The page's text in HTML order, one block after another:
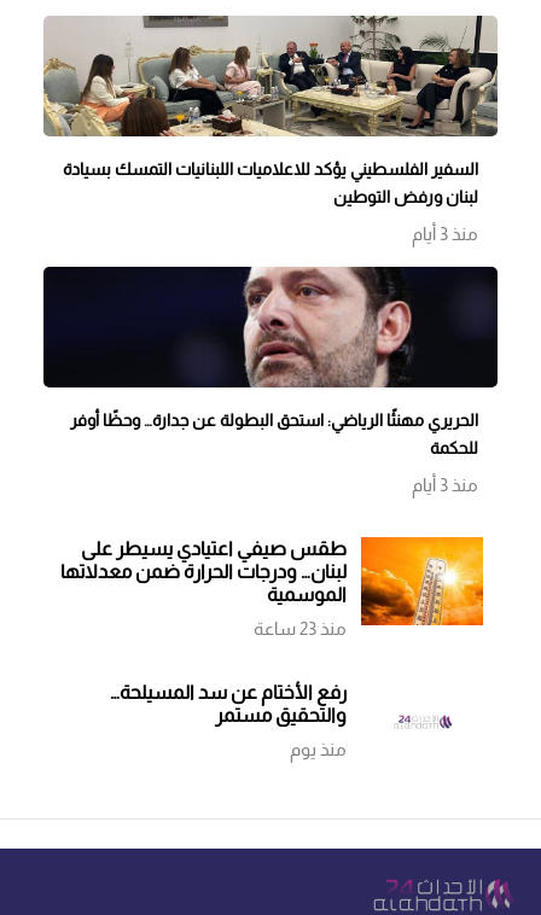
السفير الفلسطيني يؤكد للاعلاميات اللبنانيات التمسك بسيادة
لبنان ورفض التوطين
منذ 3 أيام
الحريري مهنئًا الرياضي: استحق البطولة عن جدارة… وحظًا أوفر
للحكمة
منذ 3 أيام
طقس صيفي اعتيادي يسيطر على
لبنان… ودرجات الحرارة ضمن معدلاتها
الموسمية
منذ 23 ساعة
رفع الأختام عن سد المسيلحة…
والتحقيق مستمر
منذ يوم